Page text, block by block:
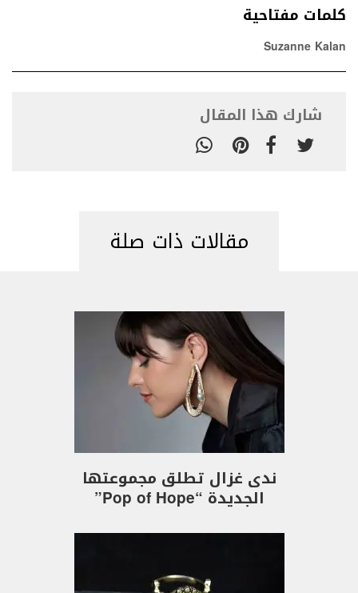
كلمات مفتاحية
Suzanne Kalan
شارك هذا المقال
مقالات ذات صلة
ندى غزال تطلق مجموعتها
الجديدة “Pop of Hope”